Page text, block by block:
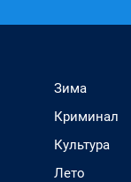
Зима
Криминал
Культура
Лето